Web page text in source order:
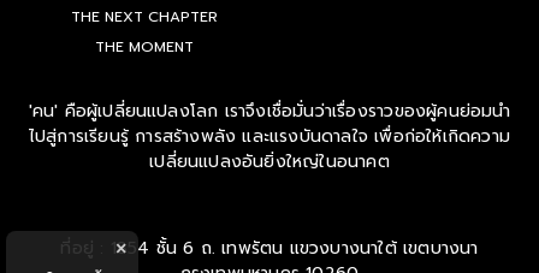
THE NEXT CHAPTER
THE MOMENT
'คน' คือผู้เปลี่ยนแปลงโลก เราจึงเชื่อมั่นว่าเรื่องราวของผู้คนย่อมนำ
ไปสู่การเรียนรู้ การสร้างพลัง และแรงบันดาลใจ เพื่อก่อให้เกิดความ
เปลี่ยนแปลงอันยิ่งใหญ่ในอนาคต
ที่อยู่ : 1854 ชั้น 6 ถ. เทพรัตน แขวงบางนาใต้ เขตบางนา
×